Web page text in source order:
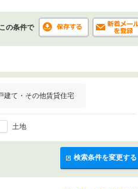
この条件で
建て・その他賃貸住宅
土地
検索条件を変更する